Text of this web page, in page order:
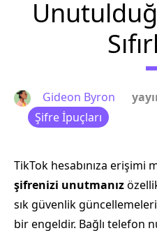
Gideon Byron
Şifre İpuçları
TikTok hesabınıza erişimi
şifrenizi unutmanız
sık güvenlik
bir engeldir. Bağlı telefon